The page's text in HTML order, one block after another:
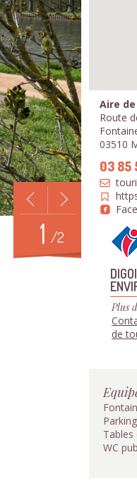
1 /2
Aire
Route
03510
03 85
Plus
de
Parking
Tables
WC